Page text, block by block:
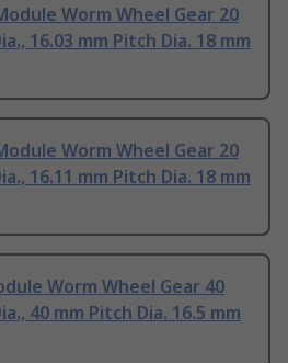
Worm Wheel Gear 20
16.03 mm Pitch Dia. 18 mm
Worm Wheel Gear 20
16.11 mm Pitch Dia. 18 mm
Worm Wheel Gear 40
40 mm Pitch Dia. 16.5 mm